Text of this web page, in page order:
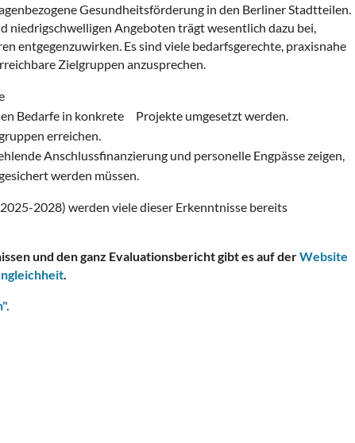
Gesundheitsförderung in den Berliner Stadtteilen.
niedrigschwelligen Angeboten trägt wesentlich dazu bei,
entgegenzuwirken. Es sind viele bedarfsgerechte, praxisnahe
Zielgruppen anzusprechen.
Bedarfe in konkrete Projekte umgesetzt werden.
erreichen.
Anschlussfinanzierung und personelle Engpässe zeigen,
werden müssen.
2028) werden viele dieser Erkenntnisse bereits
und den ganz Evaluationsbericht gibt es auf derWebsite
.